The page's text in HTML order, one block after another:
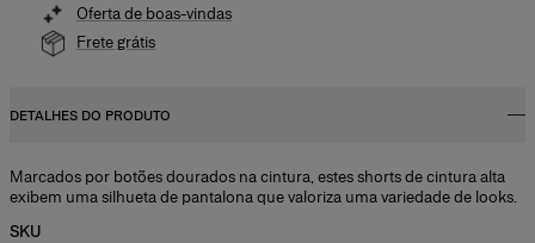
Oferta de boas-vindas
Frete grátis
DETALHES DO PRODUTO
Marcados por botões dourados na cintura, estes shorts de cintura alta
exibem uma silhueta de pantalona que valoriza uma variedade de looks.
SKU